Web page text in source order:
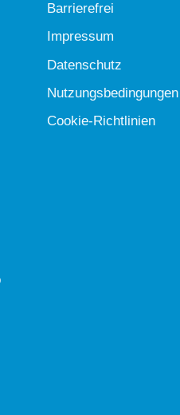
Barrierefrei
Impressum
Datenschutz
Nutzungsbedingungen
Cookie-Richtlinien